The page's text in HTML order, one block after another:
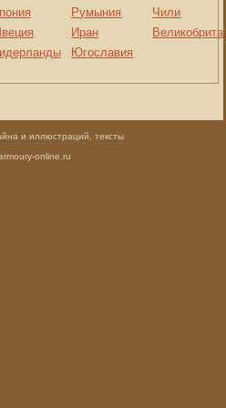
Румыния
Иран
Югославия
Чили
и иллюстраций, тексты
online.ru